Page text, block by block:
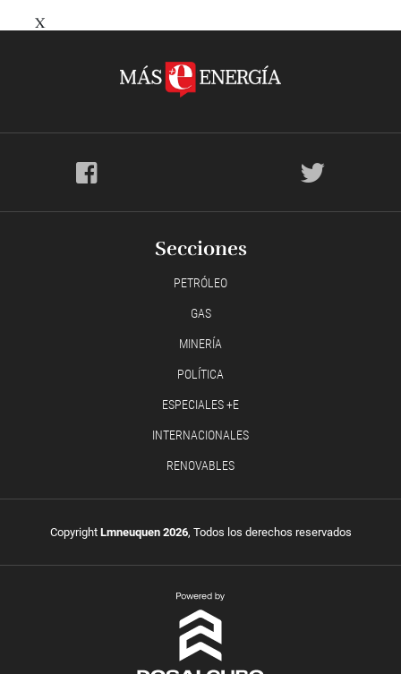
X
Secciones
PETRÓLEO
GAS
MINERÍA
POLÍTICA
ESPECIALES +E
INTERNACIONALES
RENOVABLES
Copyright Lmneuquen 2026, Todos los derechos reservados